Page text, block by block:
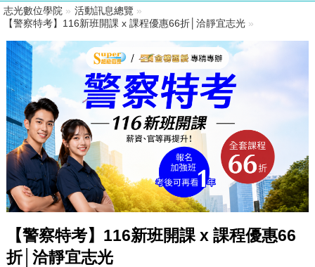
志光數位學院 » 活動訊息總覽 »
【警察特考】116新班開課 x 課程優惠66折│洽靜宜志光 »
【警察特考】116新班開課 x 課程優惠66
折│洽靜宜志光